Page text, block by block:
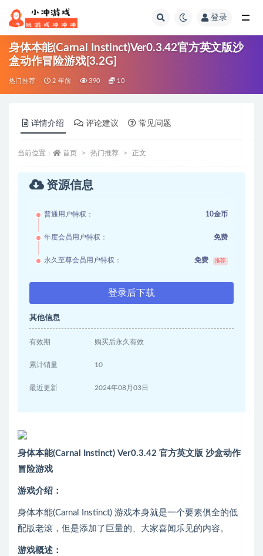
登录
身体本能(Carnal Instinct)Ver0.3.42官方英文版沙
盒动作冒险游戏[3.2G]
热门推荐 2 年前 390 10
详情介绍 评论建议 常见问题
当前位置： 首页 热门推荐 正文
资源信息
普通用户特权： 10金币
年度会员用户特权： 免费
永久至尊会员用户特权： 免费 推荐
登录后下载
其他信息
有效期 购买后永久有效
累计销量 10
最近更新 2024年08月03日
身体本能(Carnal Instinct) Ver0.3.42 官方英文版 沙盒动作
冒险游戏
游戏介绍：
身体本能(Carnal Instinct) 游戏本身就是一个要素俱全的低
配版老滚，但是添加了巨量的、大家喜闻乐见的内容。
游戏概述：